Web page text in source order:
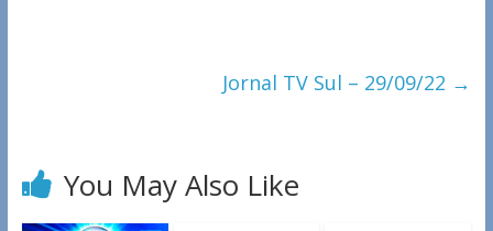
Jornal TV Sul – 29/09/22 →
You May Also Like